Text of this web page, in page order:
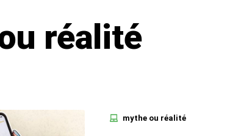
réalité
mythe ou réalité